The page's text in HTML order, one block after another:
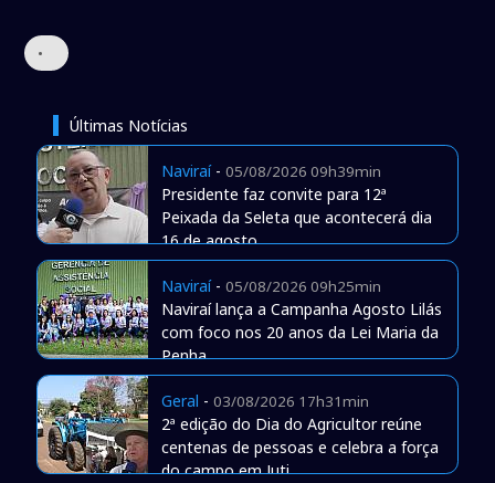
•
Últimas Notícias
Naviraí- 05/08/2026 09h39min
Presidente faz convite para 12ª
Peixada da Seleta que acontecerá dia
16 de agosto
Naviraí- 05/08/2026 09h25min
Naviraí lança a Campanha Agosto Lilás
com foco nos 20 anos da Lei Maria da
Penha
Geral - 03/08/2026 17h31min
2ª edição do Dia do Agricultor reúne
centenas de pessoas e celebra a força
do campo em Juti